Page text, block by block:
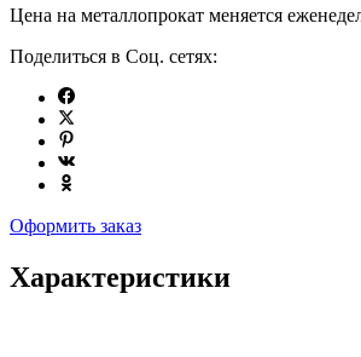
Цена на металлопрокат меняется
Поделиться в Соц. сетях:
Оформить заказ
Характеристики